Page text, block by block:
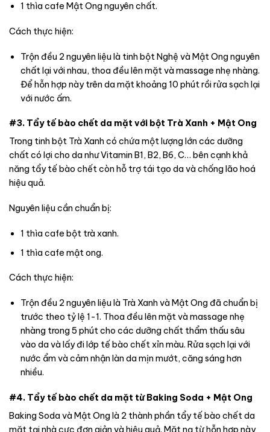
1 thìa cafe Mật Ong nguyên chất.
Cách thực hiện:
Trộn đều 2 nguyên liệu là tinh bột Nghệ và Mật Ong nguyên
chất lại với nhau, thoa đều lên mặt và massage nhẹ nhàng.
Để hỗn hợp này trên da mặt khoảng 10 phút rồi rửa sạch lại
với nước ấm.
#3. Tẩy tế bào chết da mặt với bột Trà Xanh + Mật Ong
Trong tinh bột Trà Xanh có chứa một lượng lớn các dưỡng
chất có lợi cho da như Vitamin B1, B2, B6, C… bên cạnh khả
năng tẩy tế bào chết còn hỗ trợ tái tạo da và chống lão hoá
hiệu quả.
Nguyên liệu cần chuẩn bị:
1 thìa cafe bột trà xanh.
1 thìa cafe mật ong.
Cách thực hiện:
Trộn đều 2 nguyên liệu là Trà Xanh và Mật Ong đã chuẩn bị
trước theo tỷ lệ 1-1. Thoa đều lên mặt và massage nhẹ
nhàng trong 5 phút cho các dưỡng chất thẩm thấu sâu
vào da và lấy đi lớp tế bào chết xỉn màu. Rửa sạch lại với
nước ẩm và cảm nhận làn da mịn mướt, căng sáng hơn
nhiều.
#4. Tẩy tế bào chết da mặt từ Baking Soda + Mật Ong
Baking Soda và Mật Ong là 2 thành phần tẩy tế bào chết da
mặt tại nhà cực đơn giản và hiệu quả. Mặt nạ từ hỗn hợp này